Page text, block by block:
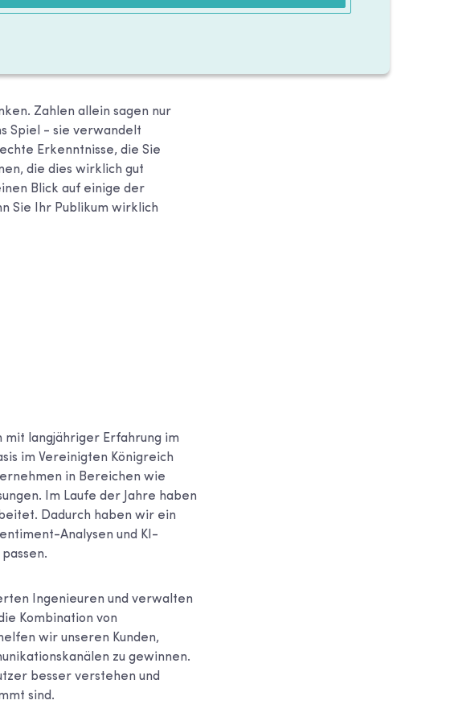
Zahlen allein sagen nur
Spiel - sie verwandelt
Erkenntnisse, die Sie
die dies wirklich gut
Blick auf einige der
Sie Ihr Publikum wirklich
langjähriger Erfahrung im
im Vereinigten Königreich
in Bereichen wie
Im Laufe der Jahre haben
Dadurch haben wir ein
Analysen und KI-
Ingenieuren und verwalten
Kombination von
wir unseren Kunden,
zu gewinnen.
besser verstehen und
sind.